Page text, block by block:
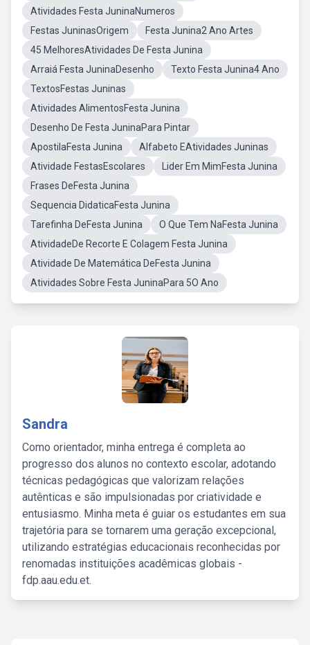
Atividades Festa JuninaNumeros
Festas JuninasOrigem
Festa Junina2 Ano Artes
45 MelhoresAtividades De Festa Junina
Arraiá Festa JuninaDesenho
Texto Festa Junina4 Ano
TextosFestas Juninas
Atividades AlimentosFesta Junina
Desenho De Festa JuninaPara Pintar
ApostilaFesta Junina
Alfabeto EAtividades Juninas
Atividade FestasEscolares
Lider Em MimFesta Junina
Frases DeFesta Junina
Sequencia DidaticaFesta Junina
Tarefinha DeFesta Junina
O Que Tem NaFesta Junina
AtividadeDe Recorte E Colagem Festa Junina
Atividade De Matemática DeFesta Junina
Atividades Sobre Festa JuninaPara 5O Ano
Sandra
Como orientador, minha entrega é completa ao
progresso dos alunos no contexto escolar, adotando
técnicas pedagógicas que valorizam relações
autênticas e são impulsionadas por criatividade e
entusiasmo. Minha meta é guiar os estudantes em sua
trajetória para se tornarem uma geração excepcional,
utilizando estratégias educacionais reconhecidas por
renomadas instituições acadêmicas globais -
fdp.aau.edu.et.